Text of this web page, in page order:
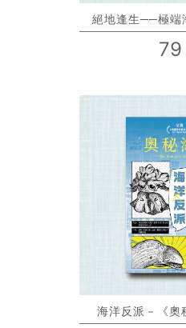
絕地逢生──極端
79
海洋反派－《奧